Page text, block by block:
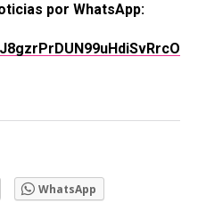
por WhatsApp:
WhatsApp